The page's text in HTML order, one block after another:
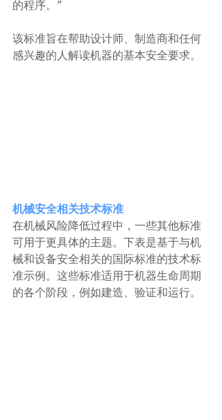
的程序。”
该标准旨在帮助设计师、制造商和任何
感兴趣的人解读机器的基本安全要求。
机械安全相关技术标准
在机械风险降低过程中，一些其他标准
可用于更具体的主题。下表是基于与机
械和设备安全相关的国际标准的技术标
准示例。这些标准适用于机器生命周期
的各个阶段，例如建造、验证和运行。